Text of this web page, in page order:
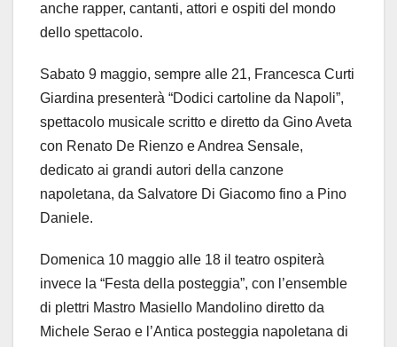
anche rapper, cantanti, attori e ospiti del mondo
dello spettacolo.
Sabato 9 maggio, sempre alle 21, Francesca Curti
Giardina presenterà “Dodici cartoline da Napoli”,
spettacolo musicale scritto e diretto da Gino Aveta
con Renato De Rienzo e Andrea Sensale,
dedicato ai grandi autori della canzone
napoletana, da Salvatore Di Giacomo fino a Pino
Daniele.
Domenica 10 maggio alle 18 il teatro ospiterà
invece la “Festa della posteggia”, con l’ensemble
di plettri Mastro Masiello Mandolino diretto da
Michele Serao e l’Antica posteggia napoletana di